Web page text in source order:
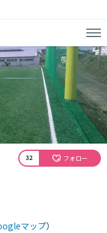
32 フォロー
マップ）